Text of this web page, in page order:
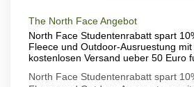
The North Face Angebot
North Face Studentenrabatt spart
Fleece und Outdoor-Ausruestung mit
kostenlosen Versand ueber 50 Euro
North Face Studentenrabatt spart